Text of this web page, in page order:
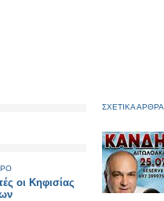
οι Κηφισίας
ΣΧΕΤΙΚΑ ΑΡΘΡΑ